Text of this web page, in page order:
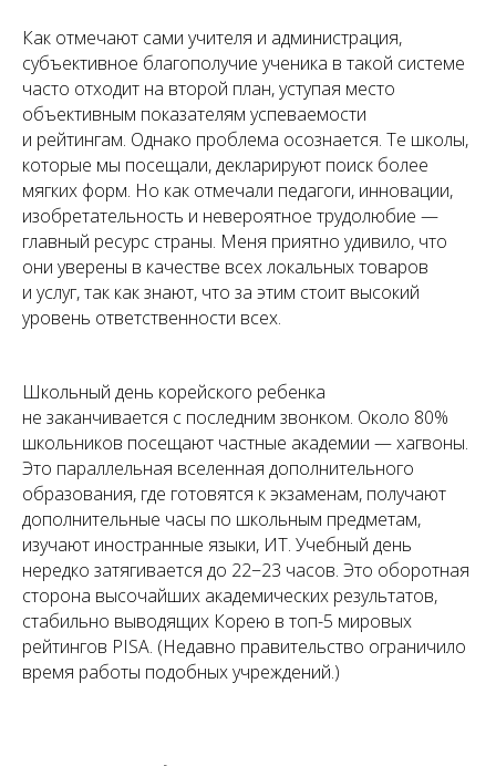
Как отмечают сами учителя и администрация,
субъективное благополучие ученика в такой системе
часто отходит на второй план, уступая место
объективным показателям успеваемости
и рейтингам. Однако проблема осознается. Те школы,
которые мы посещали, декларируют поиск более
мягких форм. Но как отмечали педагоги, инновации,
изобретательность и невероятное трудолюбие —
главный ресурс страны. Меня приятно удивило, что
они уверены в качестве всех локальных товаров
и услуг, так как знают, что за этим стоит высокий
уровень ответственности всех.
Школьный день корейского ребенка
не заканчивается с последним звонком. Около 80%
школьников посещают частные академии — хагвоны.
Это параллельная вселенная дополнительного
образования, где готовятся к экзаменам, получают
дополнительные часы по школьным предметам,
изучают иностранные языки, ИТ. Учебный день
нередко затягивается до 22−23 часов. Это оборотная
сторона высочайших академических результатов,
стабильно выводящих Корею в топ-5 мировых
рейтингов PISA. (Недавно правительство ограничило
время работы подобных учреждений.)